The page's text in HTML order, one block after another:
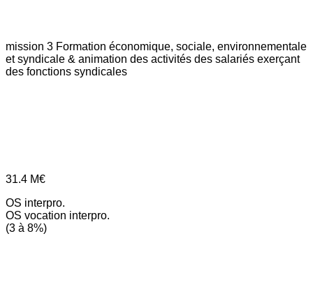
mission 3 Formation économique, sociale, environnementale
et syndicale & animation des activités des salariés exerçant
des fonctions syndicales
31.4 M€
OS interpro.
OS vocation interpro.
(3 à 8%)